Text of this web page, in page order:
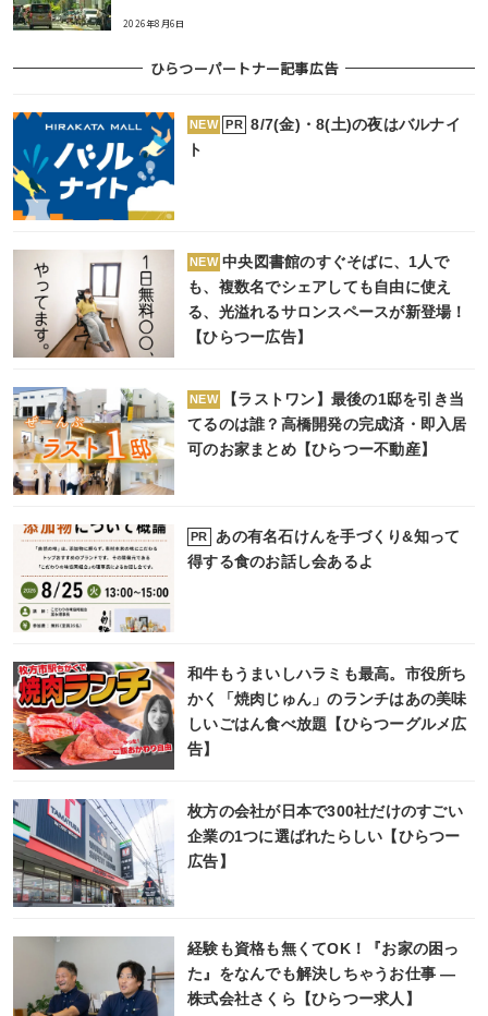
2026年8月6日
ひらつーパートナー記事広告
NEW PR
8/7(金)・8(土)の夜はバルナイ
ト
NEW 中央図書館のすぐそばに、1人で
も、複数名でシェアしても自由に使え
る、光溢れるサロンスペースが新登場！
【ひらつー広告】
NEW
【ラストワン】最後の1邸を引き当
てるのは誰？高橋開発の完成済・即入居
可のお家まとめ【ひらつー不動産】
PR
あの有名石けんを手づくり&知って
得する食のお話し会あるよ
和牛もうまいしハラミも最高。市役所ち
かく「焼肉じゅん」のランチはあの美味
しいごはん食べ放題【ひらつーグルメ広
告】
枚方の会社が日本で300社だけのすごい
企業の1つに選ばれたらしい【ひらつー
広告】
経験も資格も無くてOK！『お家の困っ
た』をなんでも解決しちゃうお仕事 ―
株式会社さくら【ひらつー求人】